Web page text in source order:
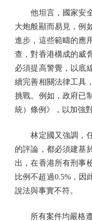
他坦言，國家安全
大炮般顯而易見，例
進步，這些範疇的應
查，對香港構成的威
必須提高警覺，以底
續完善相關法律工具
挑戰。例如，政府已
統）條例》，以加強
林定國又強調，任
的評論，都必須建基
出，在香港所有刑事
比例不超過0.5%，因
說法與事實不符。
所有案件均嚴格遵